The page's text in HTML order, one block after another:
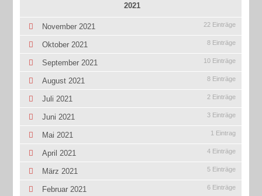
2021
November 2021 22 Einträge
Oktober 2021 8 Einträge
September 2021 10 Einträge
August 2021 8 Einträge
Juli 2021 2 Einträge
Juni 2021 3 Einträge
Mai 2021 1 Eintrag
April 2021 4 Einträge
März 2021 5 Einträge
Februar 2021 6 Einträge